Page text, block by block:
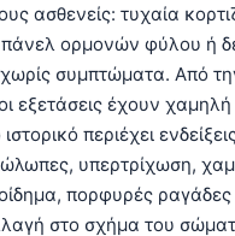
ασθενείς: τυχαία
ορμονών φύλου ή
συμπτώματα. Από
εξετάσεις έχουν
περιέχει
υπερτρίχωση,
πορφυρές
στο σχήμα του